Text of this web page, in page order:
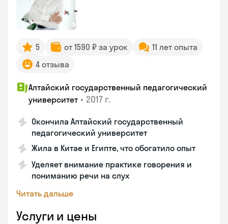
5 от 1590 ₽ за урок
11 лет опыта
4 отзыва
Алтайский государственный педагогический
университет • 2017 г.
Окончила Алтайский государственный
педагогический университет
Жила в Китае и Египте, что обогатило опыт
Уделяет внимание практике говорения и
пониманию речи на слух
Читать дальше
Услуги и цены